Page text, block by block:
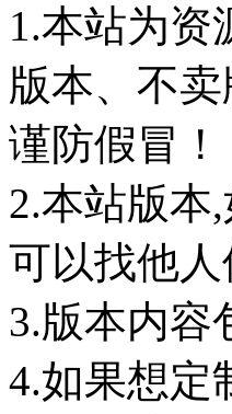
1.本站为资
版本、不卖
谨防假冒！
2.本站版本
可以找他
3.版本内容
4.如果想定